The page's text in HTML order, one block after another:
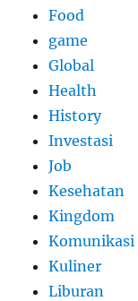
Food
game
Global
Health
History
Investasi
Job
Kesehatan
Kingdom
Komunikasi
Kuliner
Liburan